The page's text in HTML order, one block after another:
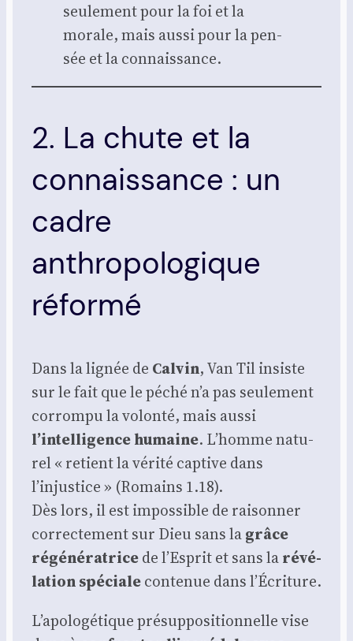
seule­ment pour la foi et la
morale, mais aus­si pour la pen­
sée et la connais­sance.
2. La chute et la
connaissance : un
cadre
anthropologique
réformé
Dans la lignée de Cal­vin, Van Til insiste
sur le fait que le péché n’a pas seule­ment
cor­rom­pu la volon­té, mais aus­si
l’intelligence humaine. L’homme natu­
rel « retient la véri­té cap­tive dans
l’injustice » (Romains 1.18).
Dès lors, il est impos­sible de rai­son­ner
cor­rec­te­ment sur Dieu sans lagrâce
régé­né­ra­tricede l’Esprit et sans larévé­
la­tion spé­cialeconte­nue dans l’Écriture.
L’apologétique pré­sup­po­si­tion­nelle vise